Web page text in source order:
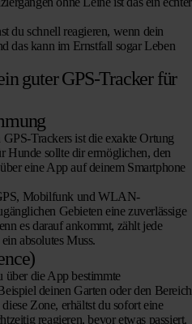
du schnell reagieren, wenn dein
das kann im Ernstfall sogar Leben
guter GPS-Tracker für
Trackers ist die exakte Ortung
Hunde sollte dir ermöglichen, den
eine App auf deinem Smartphone
Mobilfunk und WLAN-
Gebieten eine zuverlässige
es darauf ankommt, zählt jede
absolutes Muss.
über die App bestimmte
deinen Garten oder den Bereich
Zone, erhältst du sofort eine
reagieren, bevor etwas passiert.